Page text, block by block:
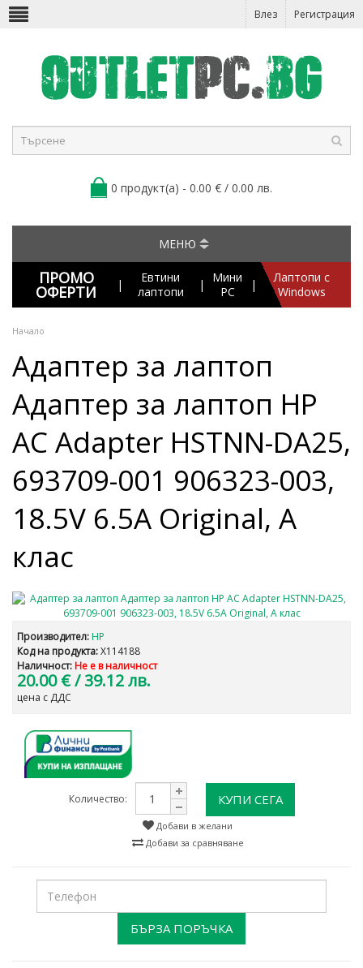
Влез Регистрация
0 продукт(а) - 0.00 € / 0.00 лв.
МЕНЮ
ПРОМО
ОФЕРТИ |
Евтини
лаптопи
|
Мини
PC
|
Лаптопи с
Windows
Начало
Адаптер за лаптоп
Адаптер за лаптоп HP
AC Adapter HSTNN-DA25,
693709-001 906323-003,
18.5V 6.5A Original, A
клас
Производител: HP
Код на продукта:X114188
Наличност: Не е в наличност
20.00 €/ 39.12 лв.
цена с ДДС
Количество: КУПИ СЕГА
Добави в желани
Добави за сравняване
БЪРЗА ПОРЪЧКА